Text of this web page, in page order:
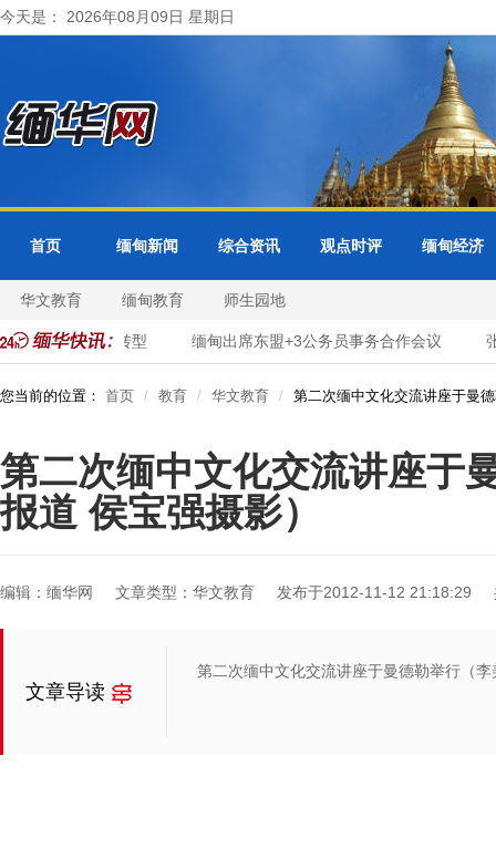
今天是： 2026年08月09日 星期日
首页 缅甸新闻 综合资讯 观点时评 缅甸经济
华文教育 缅甸教育 师生园地
务数字化转型 缅甸出席东盟+3公务员事务合作会议 张维
您当前的位置： 首页 教育 华文教育 第二次缅中文化交流讲座于曼
第二次缅中文化交流讲座于
报道 侯宝强摄影）
编辑：缅华网 文章类型：华文教育 发布于2012-11-12 21:18:29
文章导读
第二次缅中文化交流讲座于曼德勒举行（